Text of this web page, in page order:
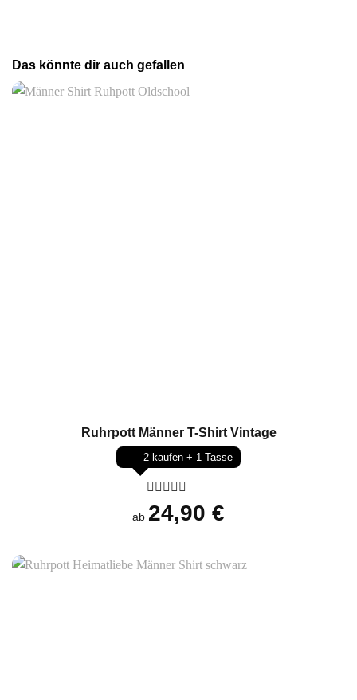
Das könnte dir auch gefallen
Ruhrpott Männer T-Shirt Vintage
2 kaufen + 1 Tasse
Bewertet
mit
ab 24,90 €